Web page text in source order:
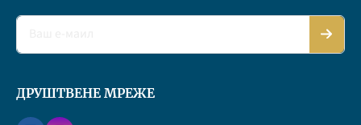
ДРУШТВЕНЕ МРЕЖЕ